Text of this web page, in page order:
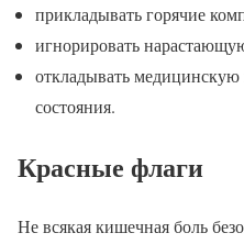
прикладывать горячие
игнорировать
откладывать
состояния.
Красные флаги
Не всякая кишечная боль